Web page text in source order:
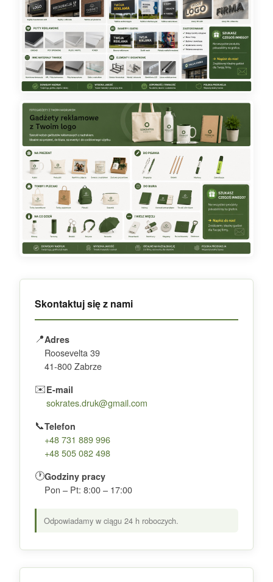
Skontaktuj się z nami
📍Adres
Roosevelta 39
41-800 Zabrze
✉️E-mail
sokrates.druk@gmail.com
📞Telefon
+48 731 889 996
+48 505 082 498
🕐Godziny pracy
Pon – Pt: 8:00 – 17:00
Odpowiadamy w ciągu 24 h roboczych.